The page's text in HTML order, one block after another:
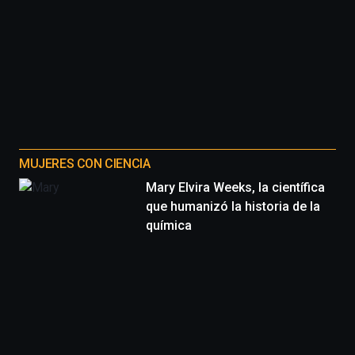
MUJERES CON CIENCIA
Mary Elvira Weeks, la científica
que humanizó la historia de la
química